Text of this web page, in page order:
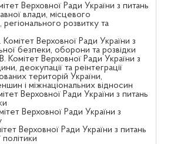
Верховної Ради України з питань
влади, місцевого
розвитку та
Верховної Ради України з
безпеки, оборони та розвідки
Верховної Ради України з
деокупації та реінтеграції
територій України,
і міжнаціональних відносин
Верховної Ради України з питань
Верховної Ради України з
Верховної Ради України з питань
політики